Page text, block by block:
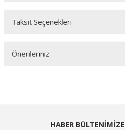
Taksit Seçenekleri
Önerileriniz
HABER